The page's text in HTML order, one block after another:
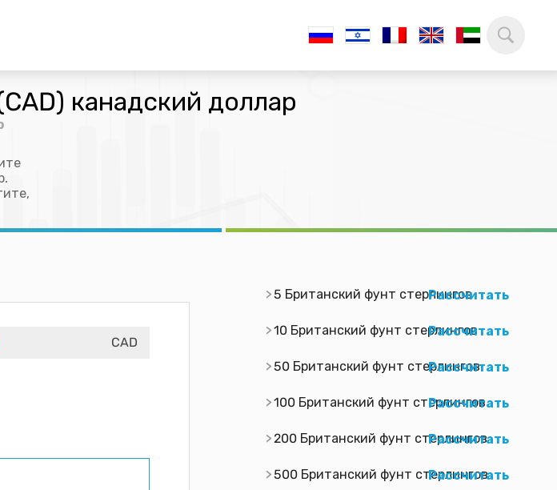
канадский доллар
CAD
5 Британский фунт стерлингов
Рассчитать
10 Британский фунт стерлингов
Рассчитать
50 Британский фунт стерлингов
Рассчитать
100 Британский фунт стерлингов
Рассчитать
200 Британский фунт стерлингов
Рассчитать
500 Британский фунт стерлингов
Рассчитать